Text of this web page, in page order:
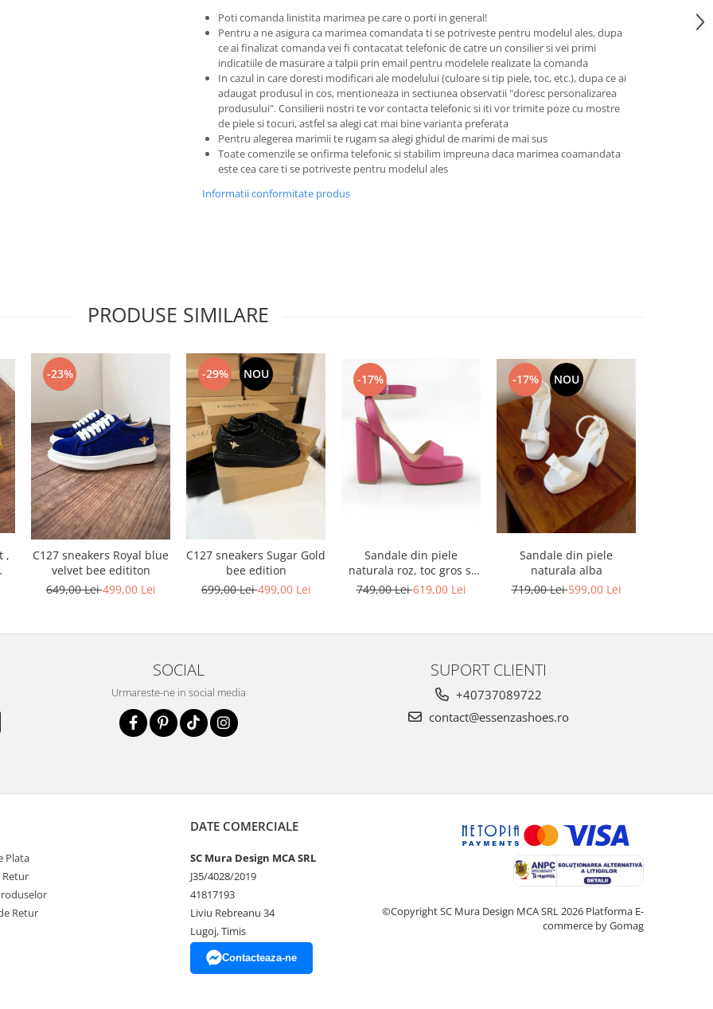
Poti comanda linistita marimea pe care o porti in general!
Pentru a ne asigura ca marimea comandata ti se potriveste pentru modelul ales, dupa
ce ai finalizat comanda vei fi contacatat telefonic de catre un consilier si vei primi
indicatiile de masurare a talpii prin email pentru modelele realizate la comanda
In cazul in care doresti modificari ale modelului (culoare si tip piele, toc, etc.), dupa ce ai
adaugat produsul in cos, mentioneaza in sectiunea observatii "doresc personalizarea
produsului". Consilierii nostri te vor contacta telefonic si iti vor trimite poze cu mostre
de piele si tocuri, astfel sa alegi cat mai bine varianta preferata
Pentru alegerea marimii te rugam sa alegi ghidul de marimi de mai sus
Toate comenzile se onfirma telefonic si stabilim impreuna daca marimea coamandata
este cea care ti se potriveste pentru modelul ales
Informatii conformitate produs
PRODUSE SIMILARE
,
-23%
C127 sneakers Royal blue
velvet bee edititon
649,00 Lei499,00 Lei
-29% NOU
C127 sneakers Sugar Gold
bee edition
699,00 Lei499,00 Lei
-17%
Sandale din piele
naturala roz, toc gros si
platforma
749,00 Lei619,00 Lei
-17% NOU
Sandale din piele
naturala alba
719,00 Lei599,00 Lei
SOCIAL
Urmareste-ne in social media
SUPORT CLIENTI
+40737089722
contact@essenzashoes.ro
Plata
Retur
Retur
DATE COMERCIALE
SC Mura Design MCA SRL
J35/4028/2019
41817193
Liviu Rebreanu 34
Lugoj, Timis
Contacteaza-ne
©Copyright SC Mura Design MCA SRL 2026 Platforma E-
commerce by Gomag